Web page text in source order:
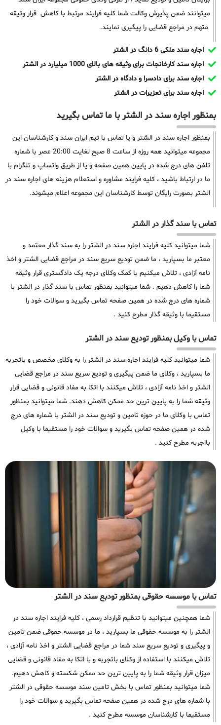
میتوانند ضمن پذیرش وکالت شما کلیه فرایند مرتبط با کاهش قرار وثیقه
متهم در مراجع قضایی را پیگیری نمایند.
اجاره سند ملکی 6 دانگ در الشتر
اجاره سند کارخانجات برای وثیقه های بالای 1000 میلیارد در الشتر
اجاره سند برای دادسرا و دادگاه در الشتر
اجاره سند برای تعزیرات در الشتر
بمنظور اجاره سند در الشتر با ما تماس بگیرید
بمنظور اجاره سند در الشتر و یا تماس با تیم ایران سند و کارشناسان این
مجموعه میتوانید همه روزه از ساعت 8 صبح لغایت 20:00 عصر با شماره
تلفن های درج شده در پایین همین صفحه و یا از طریق واتساپ و تلگرام با
ما در ارتباط باشید ، کلیه فرایند مشاوره و استعلام هزینه های اجاره سند در
الشتر بصورت رایگان توسط کارشناسان این مجموعه اعلام میشوند.
تماس با سند گذار در الشتر
شما میتوانید کلیه فرایند اجاره سند در الشتر را به سند گذار معتمد و
معتبر ما بسپارید ، ما ضمن تودیع سریع سند در مراجع قضایی الشتر و اخذ
نامه آزادی ، تلاش میکنیم با کمک وکلای درجه یک دادگستری قرار وثیقه
شما را کاهش دهیم . شما میتوانید بمنظور تماس با سند گذار در الشتر با
شماره های درج شده در همین صفحه تماس بگیرید و سوالات خود را
مستقیما با وثیقه گذار مطرح کنید .
تماس با وکیل بمنظور تودیع سند در الشتر
شما میتوانید کلیه فرایند اجاره سند در الشتر را به وکلای مخصص و باتجربه
ما بسپارید ، وکلای ما ضمن پیگیری و تودیع سریع سند در مراجع قضایی
الشتر و اخذ نامه آزادی ، تلاش میکنند با اتکا به مفاد قانونی و قضایی قرار
وثیقه شما را به پایین ترین حد ممکن کاهش دهند. شما میتوانید بمنظور
تماس با وکلای ما در حوزه تامین و تودیع سند در الشتر با شماره های درج
شده در همین صفحه تماس بگیرید و سوالات خود را مستقیما با وکیل
بااجربه مطرح کنید .
تماس با موسسه حقوقی بمنظور تودبع سند در الشتر
شما همچنین میتوانید با تنظیم قرارداد رسمی ، کلیه فرایند اجاره سند در
الشتر را به موسسه حقوقی ما بسپارید ، ما در موسسه حقوقی ضمن تامین
و پیگیری و تودیع سریع سند شما در مراجع قضایی الشتر و اخذ نامه آزادی ،
تلاش میکنند با استفاده از وکلای باتجربه و با اتکا به مفاد قانونی و قضایی
میزان قرار وثیقه شما را به پایین ترین حد ممکن شکسته و کاهش دهیم.
شما میتوانید بمنظور تماس با بخش تامین سند موسسه حقوقی در الشتر
با شماره های درج شده در همین صفحه تماس بگیرید و سوالات خود را
مستقیما با کارشناسان موسسه مطرح کنید .